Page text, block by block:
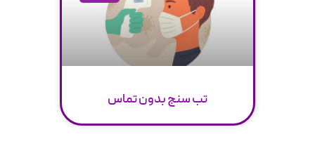
تب سنج بدون تماس